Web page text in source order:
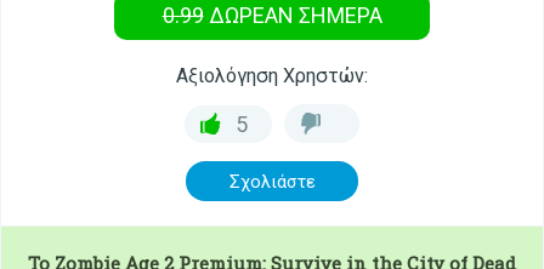
0.99 ΔΩΡΕΑΝ ΣΉΜΕΡΑ
Αξιολόγηση Χρηστών:
5
Σχολιάστε
To Zombie Age 2 Premium: Survive in the City of Dead